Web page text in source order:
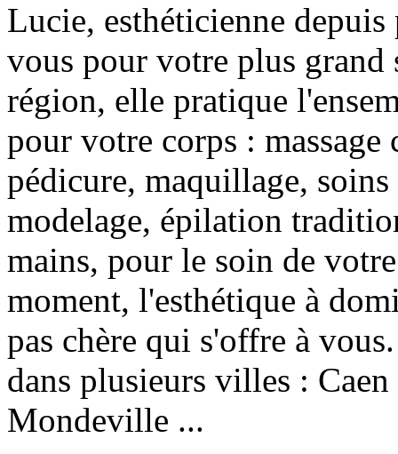
Lucie, esthéticienne
vous pour votre plus grand
région, elle pratique
pour votre corps :
pédicure, maquillage,
modelage, épilation
mains, pour le soin de
moment, l'esthétique à
pas chère qui s'offre à
dans plusieurs villes :
Mondeville ...